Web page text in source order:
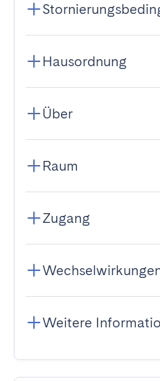
Hausordnung
Über
Raum
Zugang
Weitere